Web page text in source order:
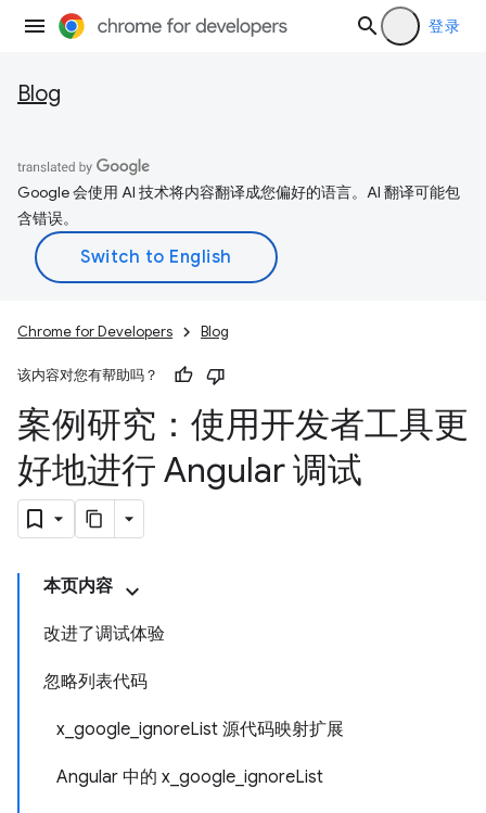
登录
Blog
Google 会使用 AI 技术将内容翻译成您偏好的语言。AI 翻译可能包
含错误。
Chrome for Developers Blog
该内容对您有帮助吗？
案例研究：使用开发者工具更
好地进行 Angular 调试
本页内容
改进了调试体验
忽略列表代码
x_google_ignoreList 源代码映射扩展
Angular 中的 x_google_ignoreList